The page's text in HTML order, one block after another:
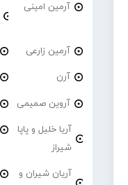
آرمین امینی
آرمین زارعی
آرن
آروین صمیمی
آریا خلیل و پاپا
شیراز
آریان شیران و